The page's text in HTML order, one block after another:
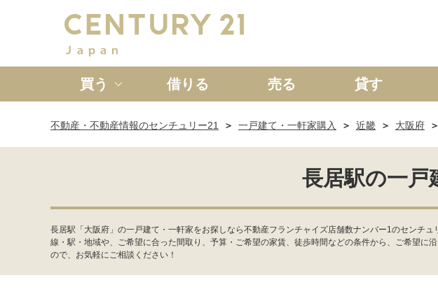
買う
新築一戸建て 中古一戸建て マンション
借りる 売る 貸す
不動産・不動産情報のセンチュリー21 一戸建て・一軒家購入 近畿 大阪府
長居駅の一戸
長居駅「大阪府」の一戸建て・一軒家をお探しなら不動産フランチャイズ店舗数ナンバー1のセンチ
線・駅・地域や、ご希望に合った間取り、予算・ご希望の家賃、徒歩時間などの条件から、ご希望
ので、お気軽にご相談ください！